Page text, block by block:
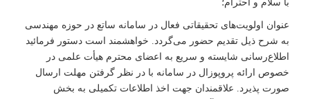
عنوان اولویت‌های تحقیقاتی فعال در سامانه ساتع در حوزه مهندسی به
شرح ذیل تقدیم حضور می‌گردد. خواهشمند است دستور فرمائید
اطلاع‌رسانی شایسته و سریع به اعضای محترم هیأت علمی در خصوص
ارائه پروپوزال در سامانه با در نظر گرفتن مهلت ارسال صورت پذیرد.
علاقمندان جهت اخذ اطلاعات تکمیلی به بخش فهرست طرح‌ها به
آدرس http://sate.atf.gov.ir مراجعه فرمایند.